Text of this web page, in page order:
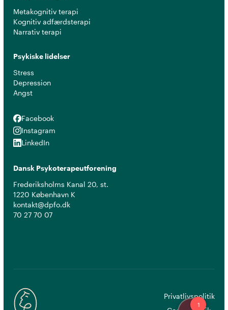
Metakognitiv terapi
Kognitiv adfærdsterapi
Narrativ terapi
Psykiske lidelser
Stress
Depression
Angst
Facebook
Facebook
Instagram
Instagram
LinkedIn
LinkedIn
Dansk Psykoterapeutforening
Frederiksholms Kanal 20, st.
1220 København K
kontakt@dpfo.dk
70 27 70 07
Privatlivspolitik